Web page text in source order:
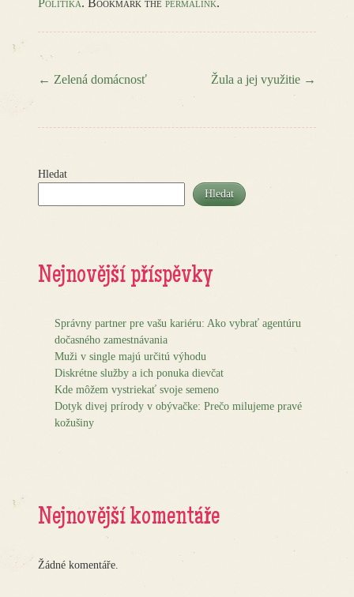
Politika. Bookmark the permalink.
Post navigation
← Zelená domácnosť Žula a jej využitie →
Hledat
Hledat
Nejnovější příspěvky
Správny partner pre vašu kariéru: Ako vybrať agentúru
dočasného zamestnávania
Muži v single majú určitú výhodu
Diskrétne služby a ich ponuka dievčat
Kde môžem vystriekať svoje semeno
Dotyk divej prírody v obývačke: Prečo milujeme pravé
kožušiny
Nejnovější komentáře
Žádné komentáře.